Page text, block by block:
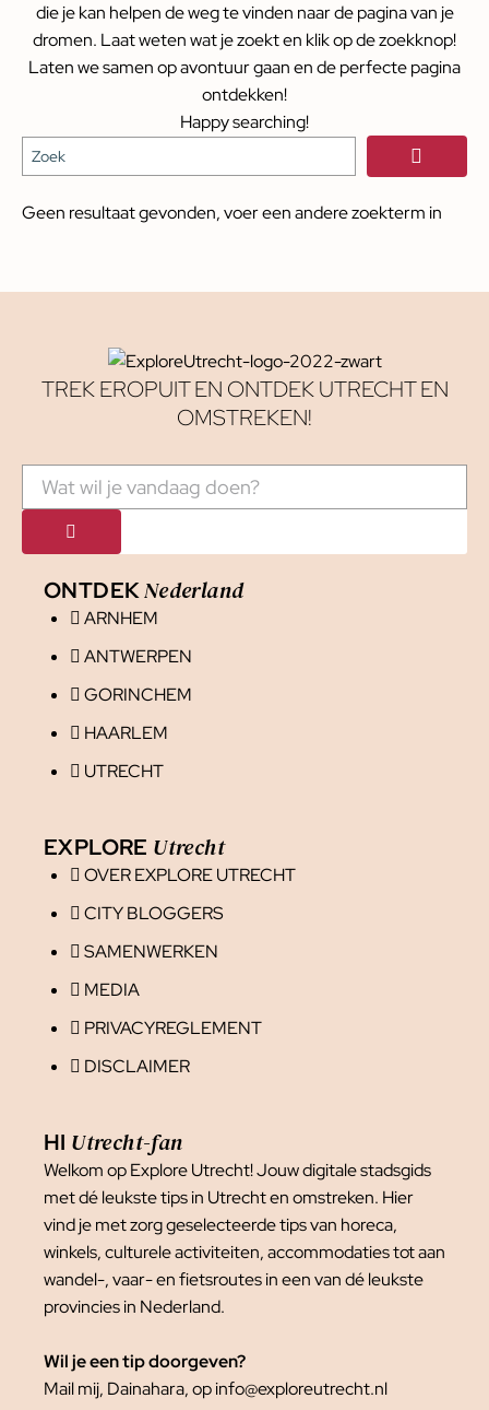
die je kan helpen de weg te vinden naar de pagina van je
dromen. Laat weten wat je zoekt en klik op de zoekknop!
Laten we samen op avontuur gaan en de perfecte pagina
ontdekken!
Happy searching!
Geen resultaat gevonden, voer een andere zoekterm in
TREK EROPUIT EN ONTDEK UTRECHT EN
OMSTREKEN!
ONTDEKNederland
ARNHEM
ANTWERPEN
GORINCHEM
HAARLEM
UTRECHT
EXPLORE Utrecht
OVER EXPLORE UTRECHT
CITY BLOGGERS
SAMENWERKEN
MEDIA
PRIVACYREGLEMENT
DISCLAIMER
HI Utrecht-fan
Welkom op Explore Utrecht! Jouw digitale stadsgids
met dé leukste tips in Utrecht en omstreken. Hier
vind je met zorg geselecteerde tips van horeca,
winkels, culturele activiteiten, accommodaties tot aan
wandel-, vaar- en fietsroutes in een van dé leukste
provincies in Nederland.
Wil je een tip doorgeven?
Mail mij, Dainahara, op info@exploreutrecht.nl